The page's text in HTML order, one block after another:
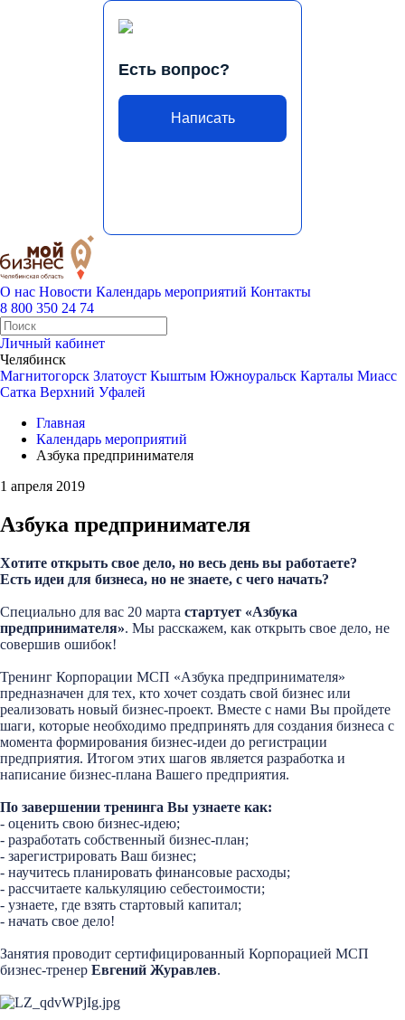
Есть вопрос?
Написать
О нас Новости Календарь мероприятий Контакты
8 800 350 24 74
Личный кабинет
Челябинск
Магнитогорск Златоуст Кыштым Южноуральск Карталы Миасс
Сатка Верхний Уфалей
Главная
Календарь мероприятий
Азбука предпринимателя
1 апреля 2019
Азбука предпринимателя
Хотите открыть свое дело, но весь день вы работаете?
Есть идеи для бизнеса, но не знаете, с чего начать?
Специально для вас 20 марта стартует «Азбука
предпринимателя». Мы расскажем, как открыть свое дело, не
совершив ошибок!
Тренинг Корпорации МСП «Азбука предпринимателя»
предназначен для тех, кто хочет создать свой бизнес или
реализовать новый бизнес-проект. Вместе с нами Вы пройдете
шаги, которые необходимо предпринять для создания бизнеса с
момента формирования бизнес-идеи до регистрации
предприятия. Итогом этих шагов является разработка и
написание бизнес-плана Вашего предприятия.
По завершении тренинга Вы узнаете как:
- оценить свою бизнес-идею;
- разработать собственный бизнес-план;
- зарегистрировать Ваш бизнес;
- научитесь планировать финансовые расходы;
- рассчитаете калькуляцию себестоимости;
- узнаете, где взять стартовый капитал;
- начать свое дело!
Занятия проводит сертифицированный Корпорацией МСП
бизнес-тренер Евгений Журавлев.